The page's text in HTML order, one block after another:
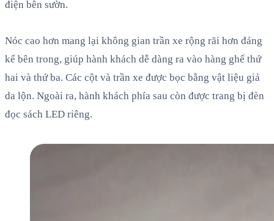
điện bên sườn.
Nóc cao hơn mang lại không gian trần xe rộng rãi hơn đáng
kể bên trong, giúp hành khách dễ dàng ra vào hàng ghế thứ
hai và thứ ba. Các cột và trần xe được bọc bằng vật liệu giả
da lộn. Ngoài ra, hành khách phía sau còn được trang bị đèn
đọc sách LED riêng.